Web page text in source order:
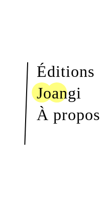
Éditions
Joangi
À propos